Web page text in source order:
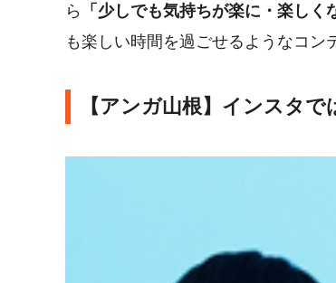
ら
「少しでも気持ちが楽に・楽しく
も楽しい時間を過ごせるようなコン
【アンガ山根】インスタ